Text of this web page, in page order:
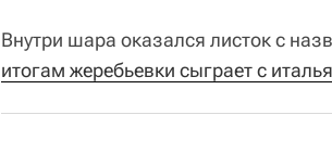
Внутри шара оказался листок с
итогам жеребьевки сыграет с